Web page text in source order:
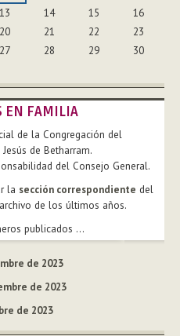
13 14 15
16
20 21 22
23
27 28 29
30
EN FAMILIA
de la Congregación del
de Betharram.
del Consejo General.
la sección correspondiente del
de los últimos años.
publicados ...
de 2023
de 2023
de 2023